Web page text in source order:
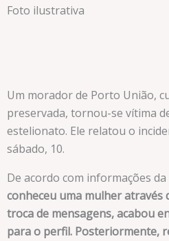
Foto ilustrativa
Um morador de Porto União,
preservada, tornou-se vítima
estelionato. Ele relatou o
sábado, 10.
De acordo com informações da
conheceu uma mulher através
troca de mensagens, acabou
para o perfil. Posteriormente,